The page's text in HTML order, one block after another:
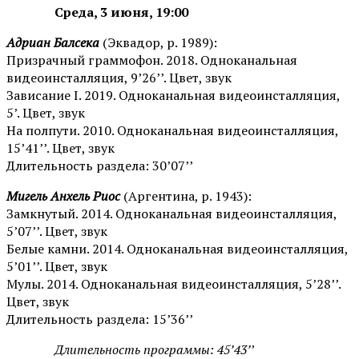
Среда, 3 июня, 19:00
Адриан Балсека (Эквадор, р. 1989):
Призрачный граммофон. 2018. Одноканальная
видеоинсталляция, 9’26’’. Цвет, звук
Зависание I. 2019. Одноканальная видеоинсталляция,
5’. Цвет, звук
На полпути. 2010. Одноканальная видеоинсталляция,
15’41’’. Цвет, звук
Длительность раздела: 30’07’’
Мигель Анхель Риос(Аргентина, р. 1943):
Замкнутый. 2014. Одноканальная видеоинсталляция,
5’07’’. Цвет, звук
Белые камни. 2014. Одноканальная видеоинсталляция,
5’01’’. Цвет, звук
Мулы. 2014. Одноканальная видеоинсталляция, 5’28’’.
Цвет, звук
Длительность раздела: 15’36’’
Длительность программы: 45’43’’